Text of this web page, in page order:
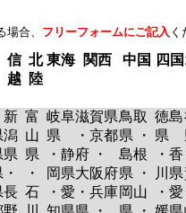
合、 フリーフォームにご記入 く
信
越
北
陸
東海 関西 中国 四国
新
潟
県
・
長
富
山
県
・
石
岐阜
県
・静
岡県
・愛
滋賀県
・京都
府 ・
大阪府
・兵庫
鳥取
県 ・
島根
県 ・
岡山
徳島
県
・香
川県
・愛